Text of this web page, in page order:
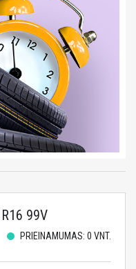
99V
PRIEINAMUMAS: 0 VNT.